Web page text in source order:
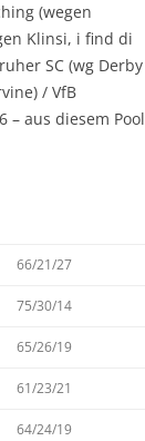
(wegen
Klinsi, i find di
SC (wg Derby
/ VfB
– aus diesem Pool
66/21/27
75/30/14
65/26/19
61/23/21
64/24/19